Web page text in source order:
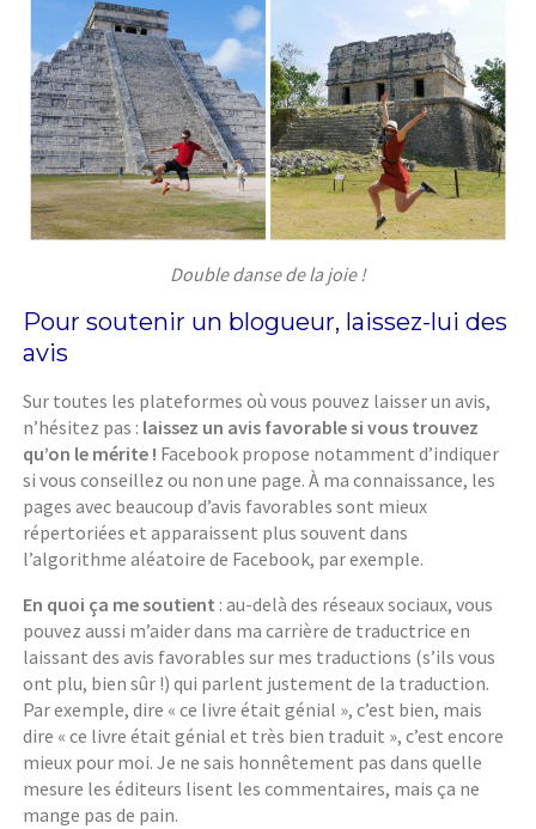
Double danse de la joie !
Pour soutenir un blogueur, laissez-lui des
avis
Sur toutes les plateformes où vous pouvez laisser un avis,
n’hésitez pas : laissez un avis favorable si vous trouvez
qu’on le mérite ! Facebook propose notamment d’indiquer
si vous conseillez ou non une page. À ma connaissance, les
pages avec beaucoup d’avis favorables sont mieux
répertoriées et apparaissent plus souvent dans
l’algorithme aléatoire de Facebook, par exemple.
En quoi ça me soutient : au-delà des réseaux sociaux, vous
pouvez aussi m’aider dans ma carrière de traductrice en
laissant des avis favorables sur mes traductions (s’ils vous
ont plu, bien sûr !) qui parlent justement de la traduction.
Par exemple, dire « ce livre était génial », c’est bien, mais
dire « ce livre était génial et très bien traduit », c’est encore
mieux pour moi. Je ne sais honnêtement pas dans quelle
mesure les éditeurs lisent les commentaires, mais ça ne
mange pas de pain.